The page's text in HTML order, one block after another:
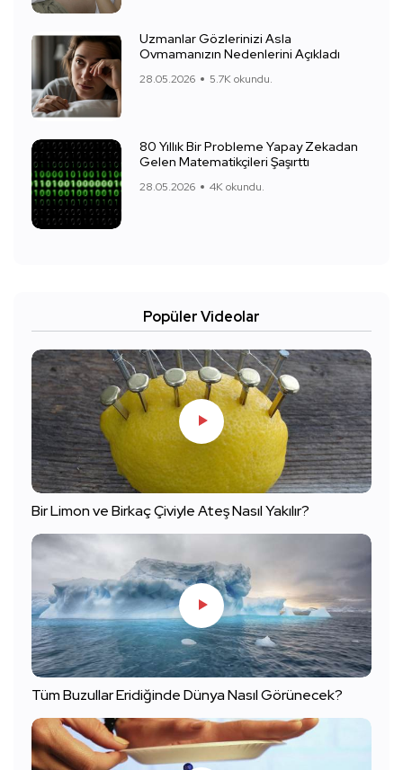
Uzmanlar Gözlerinizi Asla
Ovmamanızın Nedenlerini Açıkladı
28.05.2026 5.7K okundu.
80 Yıllık Bir Probleme Yapay Zekadan
Gelen Matematikçileri Şaşırttı
28.05.2026 4K okundu.
Popüler Videolar
Bir Limon ve Birkaç Çiviyle Ateş Nasıl Yakılır?
Tüm Buzullar Eridiğinde Dünya Nasıl Görünecek?